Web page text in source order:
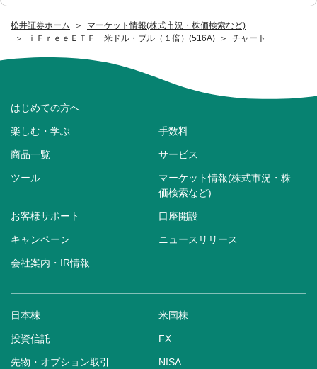
松井証券ホーム
マーケット情報(株式市況・株価検索など)
ｉＦｒｅｅＥＴＦ 米ドル・ブル（１倍）(516A)
チャート
はじめての方へ
楽しむ・学ぶ 手数料
商品一覧 サービス
ツール
マーケット情報(株式市況・株
価検索など)
お客様サポート 口座開設
キャンペーン ニュースリリース
会社案内・IR情報
日本株 米国株
投資信託 FX
先物・オプション取引 NISA